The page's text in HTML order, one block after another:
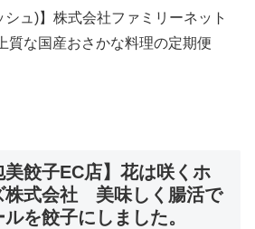
シュ)】株式会社ファミリーネット
質な国産おさかな料理の定期便
美餃子EC店】花は咲くホ
株式会社 美味しく腸活で
を餃子にしました。